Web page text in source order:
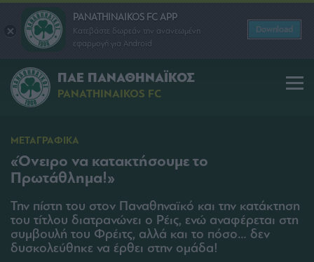
PANATHINAIKOS FC APP
Κατεβάστε δωρεάν την ανανεωμένη
εφαρμογή για Android
Download
ΠΑΕ ΠΑΝΑΘΗΝΑΪΚΟΣ
PANATHINAIKOS FC
ΜΕΤΑΓΡΑΦΙΚΑ
«Όνειρο να κατακτήσουμε το
Πρωτάθλημα!»
Την πίστη του στον Παναθηναϊκό και την κατάκτηση
του τίτλου διατρανώνει ο Ρέις, ενώ αναφέρεται στη
συμβουλή του Φρέιτς, αλλά και το πόσο… δεν
δυσκολεύθηκε να έρθει στην ομάδα!